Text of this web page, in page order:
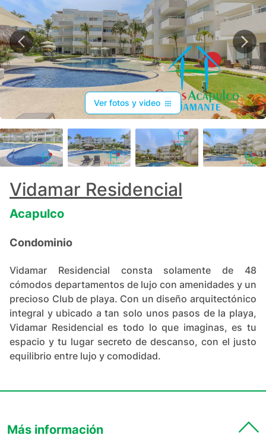
Ver fotos y video
Vidamar Residencial
Acapulco
Condominio
Vidamar Residencial consta solamente de 48
cómodos departamentos de lujo con amenidades y un
precioso Club de playa. Con un diseño arquitectónico
integral y ubicado a tan solo unos pasos de la playa,
Vidamar Residencial es todo lo que imaginas, es tu
espacio y tu lugar secreto de descanso, con el justo
equilibrio entre lujo y comodidad.
Más información